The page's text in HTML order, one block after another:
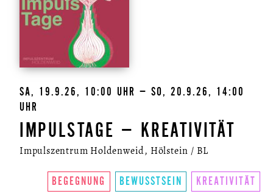
SA, 19.9.26, 10:00 UHR – SO, 20.9.26, 14:00
UHR
IMPULSTAGE – KREATIVITÄT
Impulszentrum Holdenweid, Hölstein / BL
BEGEGNUNG BEWUSSTSEIN KREATIVITÄT